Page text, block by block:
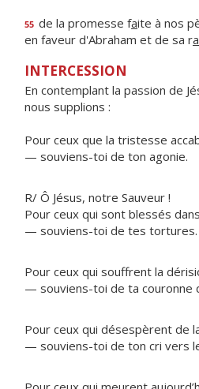
55 de la promesse faite à nos
en faveur d'Abraham et de sa ra
INTERCESSION
En contemplant la passion de
nous supplions :
Pour ceux que la tristesse
— souviens-toi de ton agonie.
R/ Ô Jésus, notre Sauveur !
Pour ceux qui sont blessés
— souviens-toi de tes tortures.
Pour ceux qui souffrent la
— souviens-toi de ta couronne
Pour ceux qui désespèrent de
— souviens-toi de ton cri vers